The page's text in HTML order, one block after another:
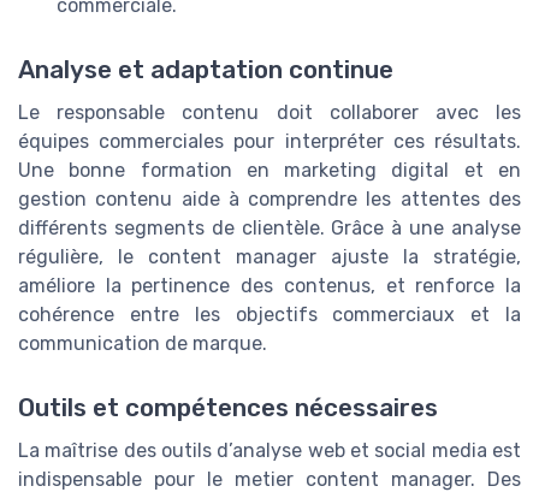
commerciale.
Analyse et adaptation continue
Le responsable contenu doit collaborer avec les
équipes commerciales pour interpréter ces résultats.
Une bonne formation en marketing digital et en
gestion contenu aide à comprendre les attentes des
différents segments de clientèle. Grâce à une analyse
régulière, le content manager ajuste la stratégie,
améliore la pertinence des contenus, et renforce la
cohérence entre les objectifs commerciaux et la
communication de marque.
Outils et compétences nécessaires
La maîtrise des outils d’analyse web et social media est
indispensable pour le metier content manager. Des